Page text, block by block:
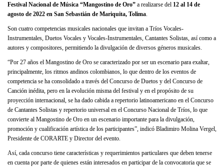
Festival Nacional de Música “Mangostino de Oro” a realizarse del 12 al 14 de
agosto de 2022 en San Sebastián de Mariquita, Tolima
Son cuatro competencias musicales nacionales que invitan a Tríos Vocales-
Instrumentales, Duetos Vocales y Vocales-Instrumentales, Cantantes Solistas, así como a
autores y compositores, permitiendo la divulgación de diversos géneros musicales.
“Por 27 años el Mangostino de Oro se caracterizado por ser un escenario para exaltar,
principalmente, los ritmos andinos colombianos, lo que dentro de los eventos de
competencia se ha consolidado a través del Concurso de Duetos y del Concurso de
Canción inédita, pero en la evolución misma del festival y en el propósito de su
proyección internacional, se ha dado cabida a repertorio latinoamericano en el Concurso
de Cantantes Solistas y repertorio universal en el Concurso Nacional de Tríos, lo que
convierte al Mangostino de Oro en un escenario importante para la divulgación,
promoción y cualificación artística de los participantes”, indicó Bladimiro Molina Vergel,
Presidente de CORARTE y Director del evento.
Así, cada concurso tiene características y requerimientos particulares que deben tenerse
en cuenta por parte de quienes están interesados en participar de la convocatoria que se